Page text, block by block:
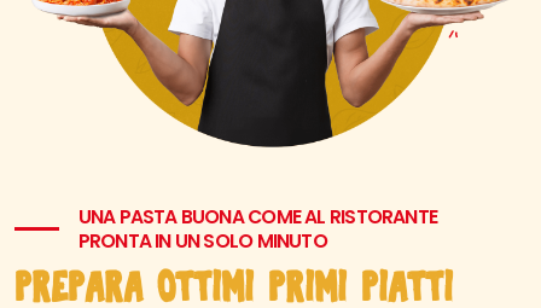
UNA PASTA BUONA COME AL RISTORANTE
PRONTA IN UN SOLO MINUTO
PREPARA OTTIMI PRIMI PIATTI